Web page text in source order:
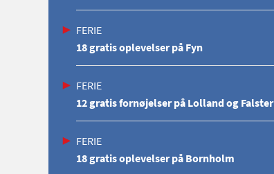
FERIE
18 gratis oplevelser på Fyn
FERIE
12 gratis fornøjelser på Lolland og Falster
FERIE
18 gratis oplevelser på Bornholm